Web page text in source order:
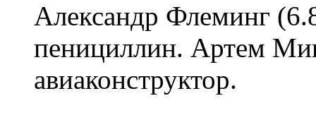
Александр Флеминг
пенициллин. Артем
авиаконструктор.